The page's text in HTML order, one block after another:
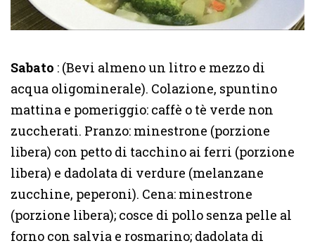
Sabato : (Bevi almeno un litro e mezzo di
acqua oligominerale). Colazione, spuntino
mattina e pomeriggio: caffè o tè verde non
zuccherati. Pranzo: minestrone (porzione
libera) con petto di tacchino ai ferri (porzione
libera) e dadolata di verdure (melanzane
zucchine, peperoni). Cena: minestrone
(porzione libera); cosce di pollo senza pelle al
forno con salvia e rosmarino; dadolata di